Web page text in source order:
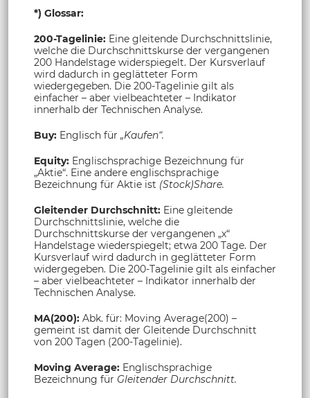
*) Glossar:
200-Tagelinie: Eine gleitende Durchschnittslinie,
welche die Durchschnittskurse der vergangenen
200 Handelstage widerspiegelt. Der Kursverlauf
wird dadurch in geglätteter Form
wiedergegeben. Die 200-Tagelinie gilt als
einfacher – aber vielbeachteter – Indikator
innerhalb der Technischen Analyse.
Buy: Englisch für „Kaufen“.
Equity: Englischsprachige Bezeichnung für
„Aktie“. Eine andere englischsprachige
Bezeichnung für Aktie ist (Stock)Share.
Gleitender Durchschnitt: Eine gleitende
Durchschnittslinie, welche die
Durchschnittskurse der vergangenen „x“
Handelstage wiederspiegelt; etwa 200 Tage. Der
Kursverlauf wird dadurch in geglätteter Form
widergegeben. Die 200-Tagelinie gilt als einfacher
– aber vielbeachteter – Indikator innerhalb der
Technischen Analyse.
MA(200): Abk. für: Moving Average(200) –
gemeint ist damit der Gleitende Durchschnitt
von 200 Tagen (200-Tagelinie).
Moving Average: Englischsprachige
Bezeichnung für Gleitender Durchschnitt.